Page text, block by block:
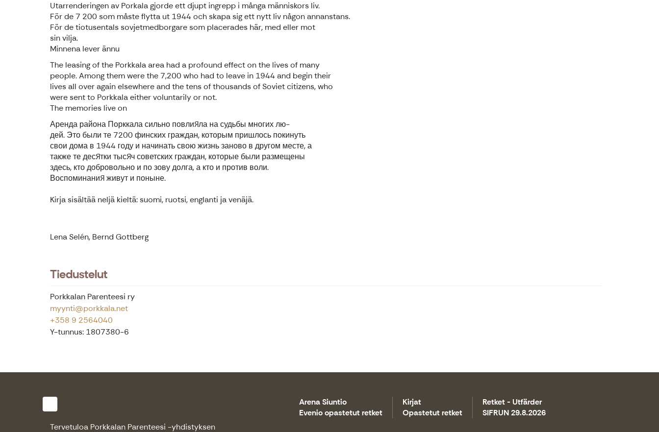
Utarrenderingen av Porkala gjorde ett djupt ingrepp i många människors liv.
För de 7 200 som måste flytta ut 1944 och skapa sig ett nytt liv någon annanstans.
För de tiotusentals sovjetmedborgare som placerades här, med eller mot
sin vilja.
Minnena lever ännu
The leasing of the Porkkala area had a profound effect on the lives of many
people. Among them were the 7,200 who had to leave in 1944 and begin their
lives all over again elsewhere and the tens of thousands of Soviet citizens, who
were sent to Porkkala either voluntarily or not.
The memories live on
Аренда района Порккала сильно повлияла на судьбы многих лю-
дей. Это были те 7200 финских граждан, которым пришлось покинуть
свои дома в 1944 году и начинать свою жизнь заново в другом месте, а
также те десятки тысяч советских граждан, которые были размещены
здесь, кто добровольно и по зову долга, а кто и против воли.
Воспоминания живут и поныне.
Kirja sisältää neljä kieltä: suomi, ruotsi, englanti ja venäjä.
Lena Selén, Bernd Gottberg
Tiedustelut
Porkkalan Parenteesi ry
myynti@porkkala.net
+358 9 2564040
Y-tunnus: 1807380-6
Tervetuloa Porkkalan Parenteesi -yhdistyksen
Arena Siuntio
Evenio opastetut retket
Kirjat
Opastetut retket
Retket - Utfärder
SIFRUN 29.8.2026